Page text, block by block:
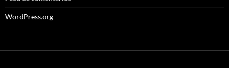
WordPress.org